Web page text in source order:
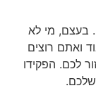
מי לא
רוצים
הפקידו